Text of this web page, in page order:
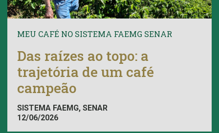
MEU CAFÉ NO SISTEMA FAEMG SENAR
Das raízes ao topo: a
trajetória de um café
campeão
SISTEMA FAEMG, SENAR
12/06/2026